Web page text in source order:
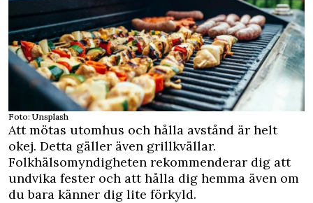
Foto: Unsplash
Att mötas utomhus och hålla avstånd är helt
okej. Detta gäller även grillkvällar.
Folkhälsomyndigheten rekommenderar dig att
undvika fester och att hålla dig hemma även om
du bara känner dig lite förkyld.